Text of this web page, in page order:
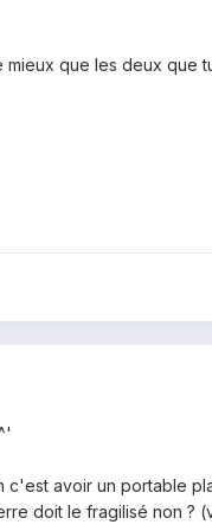
mieux que les deux que
c'est avoir un
doit le fragilisé non